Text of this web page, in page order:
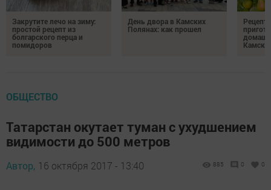
Закрутите лечо на зиму:
простой рецепт из
болгарского перца и
помидоров
День двора в Камских
Полянах: как прошел
ОБЩЕСТВО
Татарстан окутает туман с ухудшением
видимости до 500 метров
Автор, 16 октября 2017 - 13:40 885 0 0